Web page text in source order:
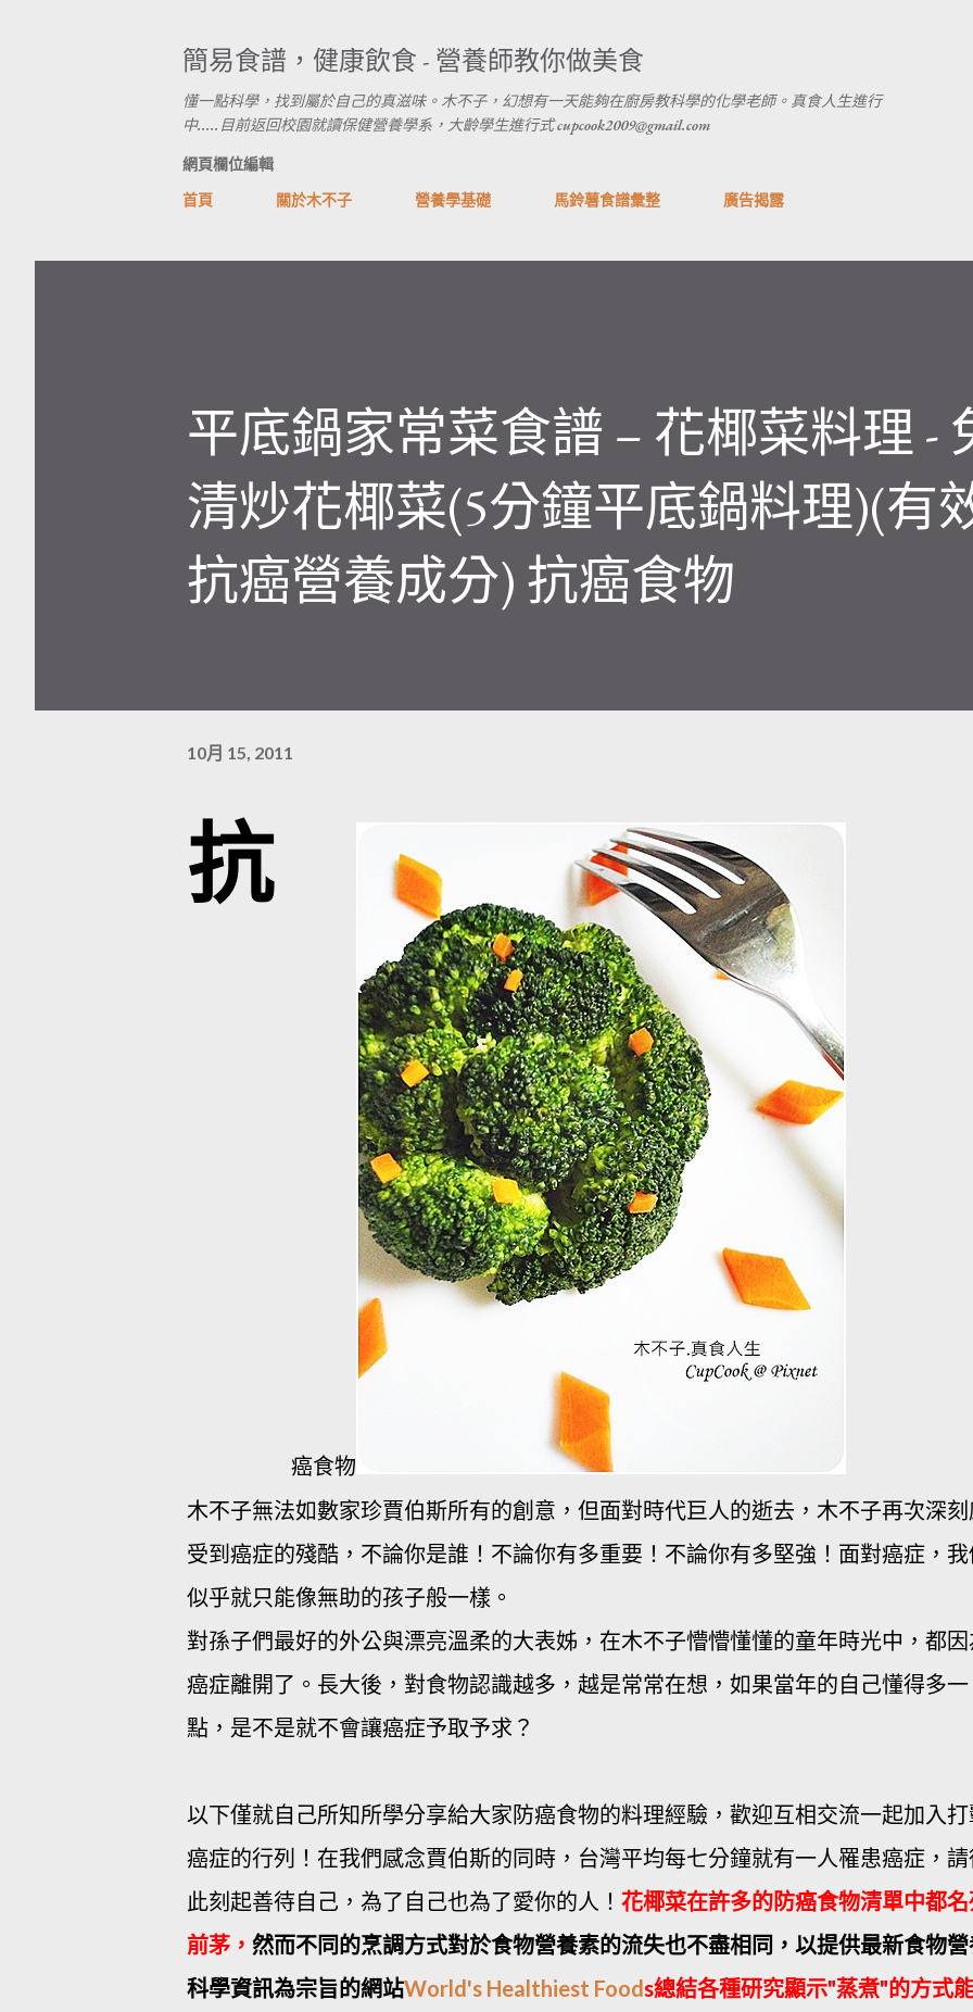
簡易食譜，健康飲食 - 營養師教你做美食
懂一點科學，找到屬於自己的真滋味。木不子，幻想有一天能夠在廚房教科學的化學老師。真食人生進行
中.....目前返回校園就讀保健營養學系，大齡學生進行式 cupcook2009@gmail.com
網頁欄位編輯
首頁
關於木不子 營養學基礎 馬鈴薯食譜彙整 廣告揭露
平底鍋家常菜食譜 – 花椰菜料理 -
清炒花椰菜(5分鐘平底鍋料理)(有
抗癌營養成分) 抗癌食物
10月 15, 2011
抗
癌食物
木不子無法如數家珍賈伯斯所有的創意，但面對時代巨人的逝去，木不子再次深
受到癌症的殘酷，不論你是誰！不論你有多重要！不論你有多堅強！面對癌症，
似乎就只能像無助的孩子般一樣。
對孫子們最好的外公與漂亮溫柔的大表姊，在木不子懵懵懂懂的童年時光中，都
癌症離開了。長大後，對食物認識越多，越是常常在想，如果當年的自己懂得多一
點，是不是就不會讓癌症予取予求？
以下僅就自己所知所學分享給大家防癌食物的料理經驗，歡迎互相交流一起加入
癌症的行列！在我們感念賈伯斯的同時，台灣平均每七分鐘就有一人罹患癌症，
此刻起善待自己，為了自己也為了愛你的人！ 花椰菜在許多的防癌食物清單中都
前茅， 然而不同的烹調方式對於食物營養素的流失也不盡相同，以提供最新食物
科學資訊為宗旨的網站World's Healthiest Foods總結各種研究顯示"蒸煮"的方式